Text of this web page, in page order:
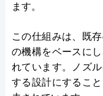
ます。
この仕組みは、既
の機構をベースに
れています。ノズ
する設計にするこ